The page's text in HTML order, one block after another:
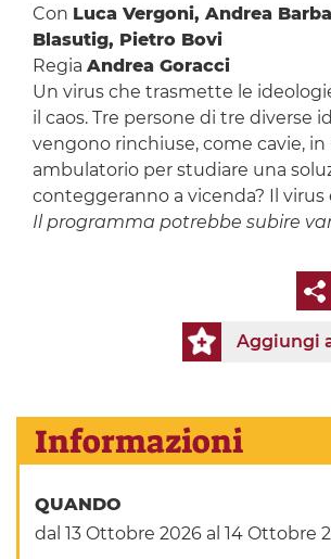
Con Luca Vergoni, Andrea
Blasutig, Pietro Bovi
Regia Andrea Goracci
Un virus che trasmette le
il caos. Tre persone di tre diverse
vengono rinchiuse, come cavie, in
ambulatorio per studiare una
conteggeranno a vicenda? Il virus
Il programma potrebbe subire
Aggiungi
Informazioni
QUANDO
dal 13 Ottobre 2026 al 14 Ottobre